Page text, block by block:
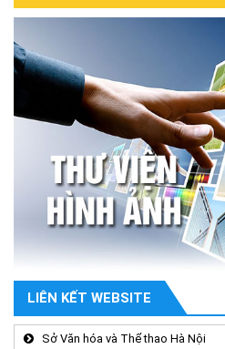
LIÊN KẾT WEBSITE
Sở Văn hóa và Thể thao Hà Nội